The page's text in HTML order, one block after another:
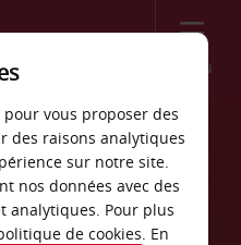
Menu
hôtel
vous proposer des
des raisons analytiques
sur notre site.
nos données avec des
analytiques. Pour plus
de cookies. En